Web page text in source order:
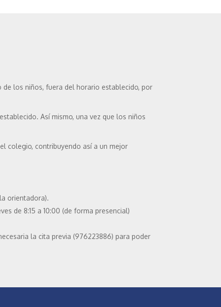
los niños, fuera del horario establecido, por
Así mismo, una vez que los niños
colegio, contribuyendo así a un mejor
orientadora).
de 8:15 a 10:00 (de forma presencial)
la cita previa (976223886) para poder